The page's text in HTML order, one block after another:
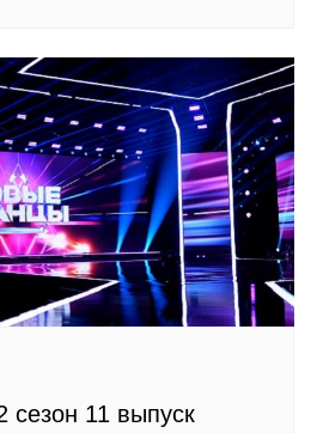
сезон 11 выпуск